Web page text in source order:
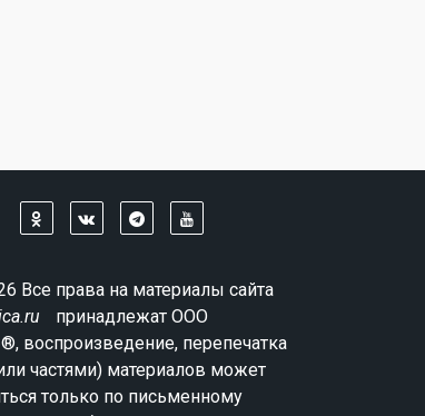
Все права на материалы сайта
принадлежат ООО
воспроизведение, перепечатка
частями) материалов может
только по письменному